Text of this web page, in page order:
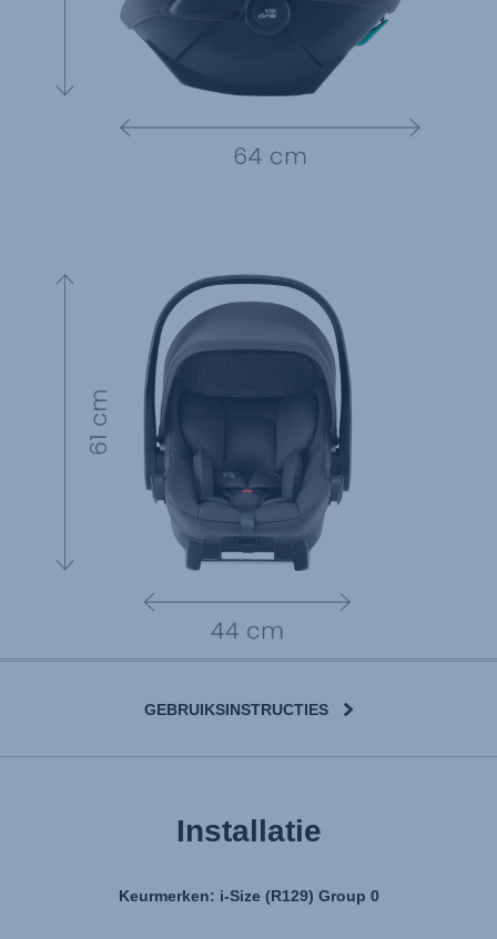
GEBRUIKSINSTRUCTIES
Installatie
Keurmerken: i-Size (R129) Group 0